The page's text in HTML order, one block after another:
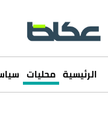
الرئيسية محليات